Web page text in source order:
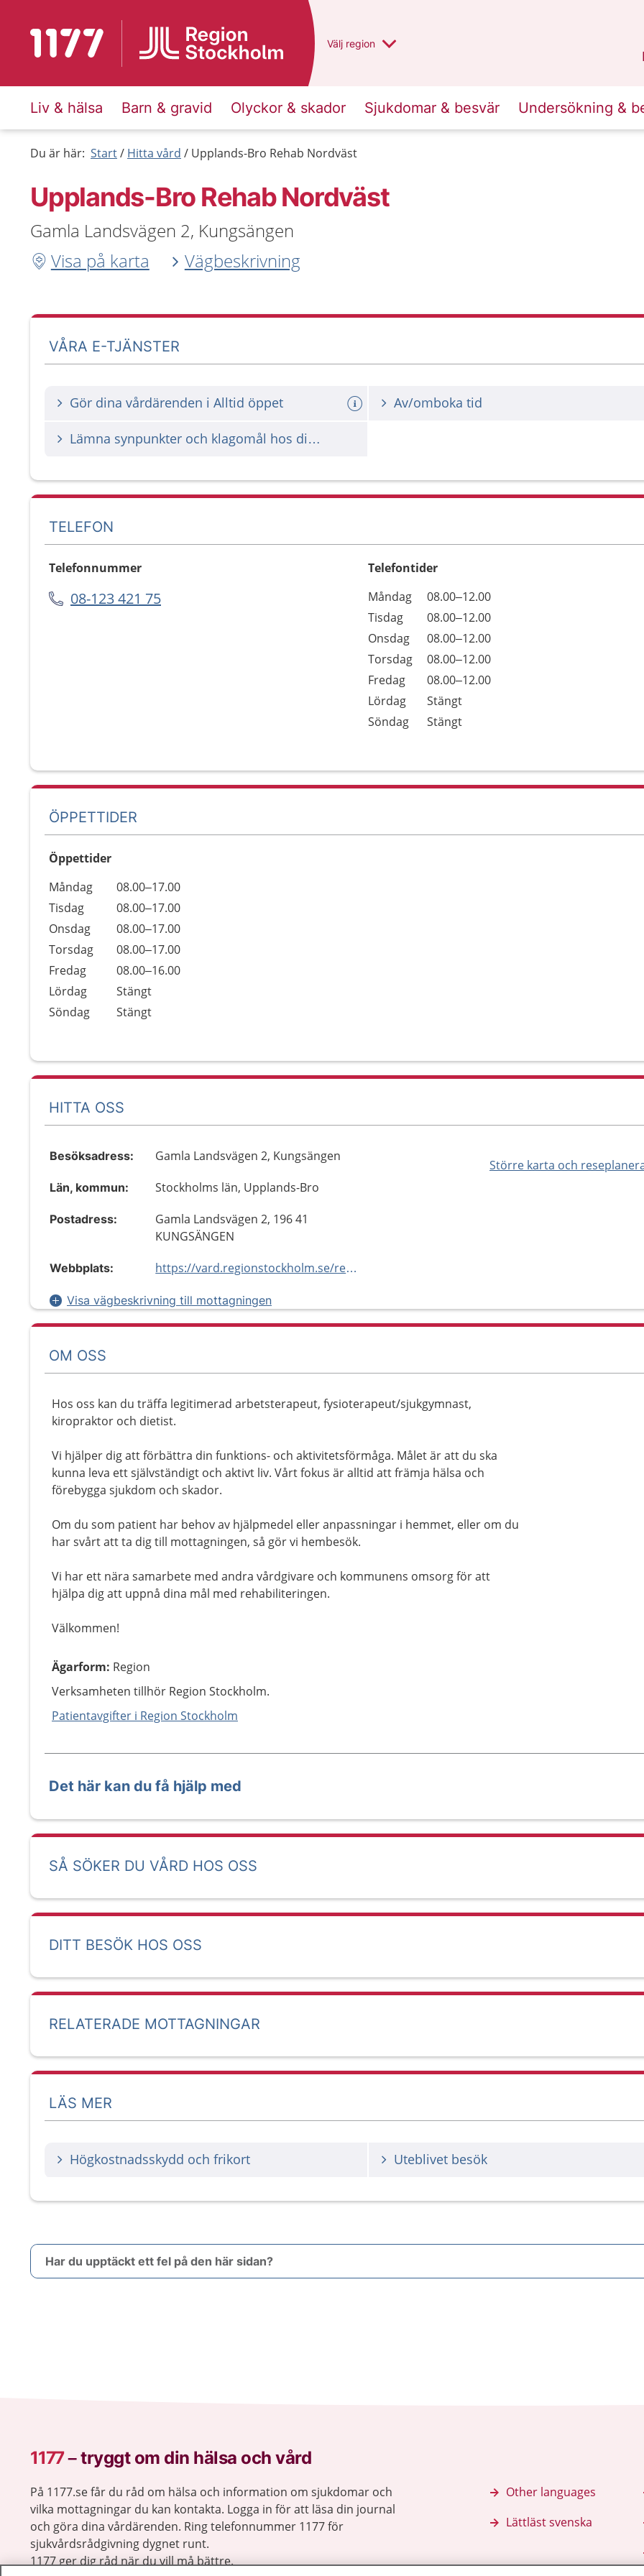
Till startsidan för 1177 Du har valt region
Välj en annan
region
Liv & hälsa Barn & gravid Olyckor & skador Sjukdomar & besvär Undersökning &
Du är här: Start Hitta vård Upplands-Bro Rehab Nordväst
Upplands-Bro Rehab Nordväst
Gamla Landsvägen 2, Kungsängen
Visa på karta
Vägbeskrivning
VÅRA E-TJÄNSTER
Gör dina vårdärenden i Alltid öppet Av/omboka tid
Lämna synpunkter och klagomål hos din vårdgivare
TELEFON
Telefonnummer
08-123 421 75
Telefontider
Dag
Öppettider
Kommentarer
Måndag
08.00–12.00
Tisdag
08.00–12.00
Onsdag
08.00–12.00
Torsdag
08.00–12.00
Fredag
08.00–12.00
Lördag
Stängt
Söndag
Stängt
ÖPPETTIDER
Öppettider
Dag
Öppettider
Kommentarer
Måndag
08.00–17.00
Tisdag
08.00–17.00
Onsdag
08.00–17.00
Torsdag
08.00–17.00
Fredag
08.00–16.00
Lördag
Stängt
Söndag
Stängt
HITTA OSS
Större karta och
Besöksadress: Gamla Landsvägen 2, Kungsängen
Län, kommun: Stockholms län, Upplands-Bro
Postadress:
Gamla Landsvägen 2, 196 41
KUNGSÄNGEN
Webbplats: https://vard.regionstockholm.se/rehabiliteringsmottagningar/
Visa vägbeskrivning till mottagningen
OM OSS
Hos oss kan du träffa legitimerad arbetsterapeut, fysioterapeut/sjukgymnast,
kiropraktor och dietist.
Vi hjälper dig att förbättra din funktions- och aktivitetsförmåga. Målet är att du ska
kunna leva ett självständigt och aktivt liv. Vårt fokus är alltid att främja hälsa och
förebygga sjukdom och skador.
Om du som patient har behov av hjälpmedel eller anpassningar i hemmet, eller om du
har svårt att ta dig till mottagningen, så gör vi hembesök.
Vi har ett nära samarbete med andra vårdgivare och kommunens omsorg för att
hjälpa dig att uppnå dina mål med rehabiliteringen.
Välkommen!
Ägarform: Region
Verksamheten tillhör Region Stockholm.
Patientavgifter i Region Stockholm
Det här kan du få hjälp med
SÅ SÖKER DU VÅRD HOS OSS
DITT BESÖK HOS OSS
RELATERADE MOTTAGNINGAR
LÄS MER
Högkostnadsskydd och frikort Uteblivet besök
Har du upptäckt ett fel på den här sidan?
1177–tryggt om din hälsa och vård
På 1177.se får du råd om hälsa och information om sjukdomar och
vilka mottagningar du kan kontakta. Logga in för att läsa din journal
och göra dina vårdärenden. Ring telefonnummer 1177 för
sjukvårdsrådgivning dygnet runt.
1177 ger dig råd när du vill må bättre.
Other languages
Lättläst svenska